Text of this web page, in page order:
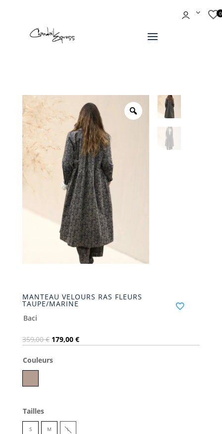
MANTEAU VELOURS RAS FLEURS
TAUPE/MARINE
Baci
359,00€ Le
initial
179,00 €Le
Couleurs
Tailles
S M L